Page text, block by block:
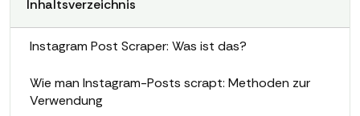
Inhaltsverzeichnis
Instagram Post Scraper: Was ist das?
Wie man Instagram-Posts scrapt: Methoden zur
Verwendung